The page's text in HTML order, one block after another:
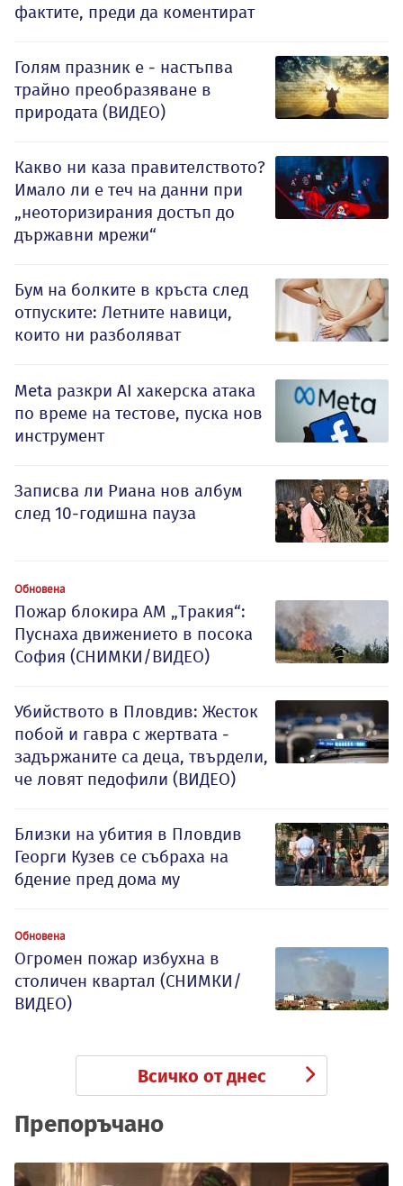
фактите, преди да коментират
Голям празник е - настъпва
трайно преобразяване в
природата (ВИДЕО)
Какво ни каза правителството?
Имало ли е теч на данни при
„неоторизирания достъп до
държавни мрежи“
Бум на болките в кръста след
отпуските: Летните навици,
които ни разболяват
Meta разкри AI хакерска атака
по време на тестове, пуска нов
инструмент
Записва ли Риана нов албум
след 10-годишна пауза
Обновена
Пожар блокира АМ „Тракия“:
Пуснаха движението в посока
София (СНИМКИ/ВИДЕО)
Убийството в Пловдив: Жесток
побой и гавра с жертвата -
задържаните са деца, твърдели,
че ловят педофили (ВИДЕО)
Близки на убития в Пловдив
Георги Кузев се събраха на
бдение пред дома му
Обновена
Огромен пожар избухна в
столичен квартал (СНИМКИ/
ВИДЕО)
Всичко от днес
Препоръчано